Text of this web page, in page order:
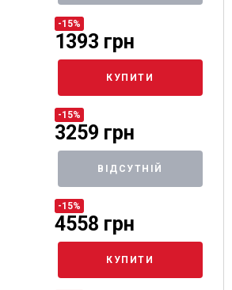
-15%
1393 грн
КУПИТИ
-15%
3259 грн
ВІДСУТНІЙ
-15%
4558 грн
КУПИТИ